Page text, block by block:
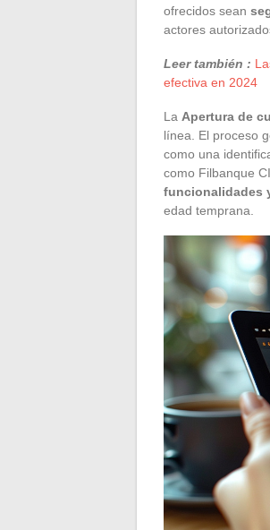
ofrecidos sean
actores
Leer también :
efectiva en 2024
La Apertura de
línea. El proceso
como una
como Filbanque
funcionalidades
edad temprana.